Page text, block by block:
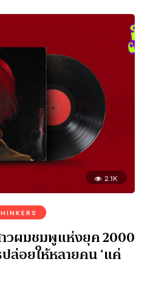
2.1K
วผมชมพูแห่งยุค 2000
ล่อยให้หลายคน ‘แค่